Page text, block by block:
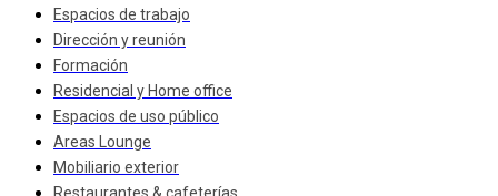
Espacios de trabajo
Dirección y reunión
Formación
Residencial y Home office
Espacios de uso público
Areas Lounge
Mobiliario exterior